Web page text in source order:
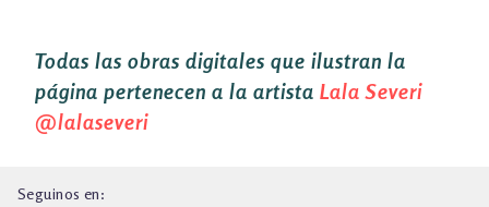
Todas las obras digitales que ilustran la
página pertenecen a la artista Lala Severi
@lalaseveri
Seguinos en: